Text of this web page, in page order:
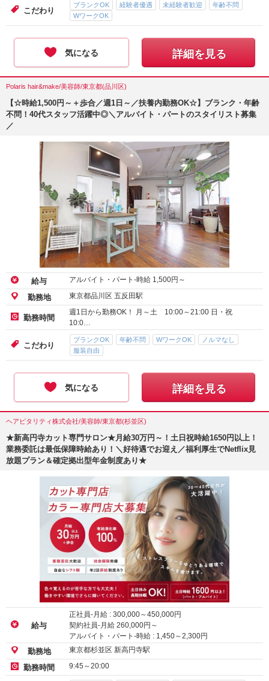
こだわり
ブランクOK 経験者優遇 未経験者歓迎
年齢不問
WワークOK
気になる 詳細を見る
Polaris hair&make/美容師/東京都(品川区)
【☆時給1,500円～＋歩合／週1日～／扶養内勤務OK☆】ブランク・年齢
不問！40代スタッフ活躍中◎＼アルバイト・パートのスタイリスト募集
／
給与 アルバイト・パート-時給 1,500円～
勤務地 東京都品川区 五反田駅
勤務時間
週1日から勤務OK！ 月～土 10:00～21:00 日・祝
10:0…
こだわり
ブランクOK 年齢不問 WワークOK
ノルマなし
服装自由
気になる 詳細を見る
ヘアピタリティ株式会社/美容師/東京都(杉並区)
★新高円寺カット専門サロン★月給30万円～！土日祝時給1650円以上！
業務委託は最低保障時給あり！＼好待遇でお迎え／福利厚生でNetflix見
放題プラン＆確定拠出型年金制度あり★
給与
正社員-月給 : 300,000～450,000円
契約社員-月給 260,000円～
アルバイト・パート-時給 : 1,450～2,300円
勤務地 東京都杉並区 新高円寺駅
勤務時間 9:45～20:00